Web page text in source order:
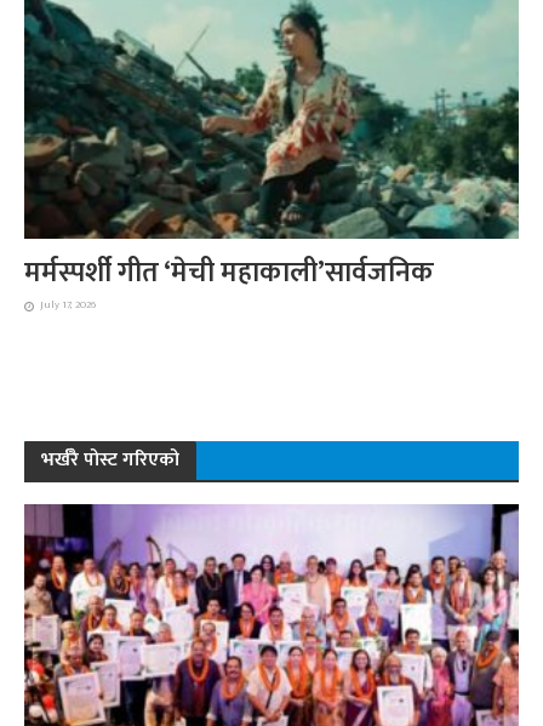
मर्मस्पर्शी गीत ‘मेची महाकाली’सार्वजनिक
July 17, 2026
भर्खरै पोस्ट गरिएको